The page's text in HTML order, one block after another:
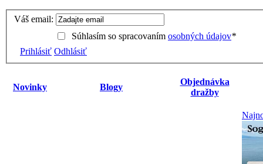
Váš email:
Súhlasím so spracovaním osobných údajov*
Prihlásiť Odhlásiť
Novinky Blogy
Objednávka
dražby